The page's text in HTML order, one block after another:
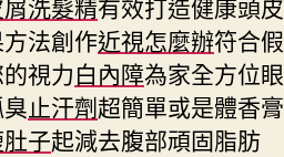
法創作近視怎麼辦符合
視力白內障為家全方位
止汗劑超簡單或是體香
子起減去腹部頑固脂肪